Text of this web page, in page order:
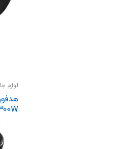
لوازم